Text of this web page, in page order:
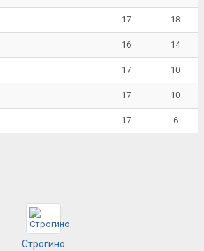
17 18
16 14
17 10
17 10
17 6
Строгино